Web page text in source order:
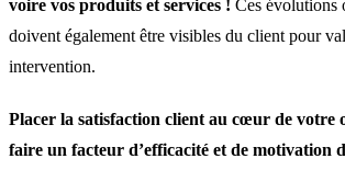
voire vos produits et services ! Ces évolutions
doivent également être visibles du client pour
intervention.
Placer la satisfaction client au cœur de votre
faire un facteur d’efficacité et de motivation